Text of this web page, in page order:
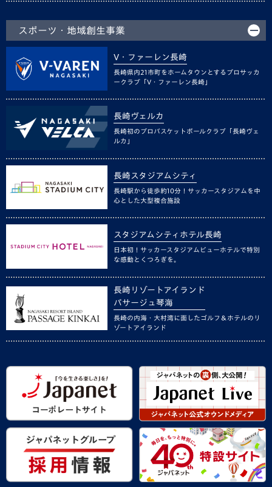
スポーツ・地域創生事業
V・ファーレン長崎
長崎県内21市町をホームタウンとするプロサッカ
ークラブ「V・ファーレン長崎」
長崎ヴェルカ
長崎初のプロバスケットボールクラブ「長崎ヴェ
ルカ」
長崎スタジアムシティ
長崎駅から徒歩約10分！サッカースタジアムを中
心とした大型複合施設
スタジアムシティホテル長崎
日本初！サッカースタジアムビューホテルで特別
な感動とくつろぎを。
長崎リゾートアイランド
パサージュ琴海
長崎の内海・大村湾に面したゴルフ＆ホテルのリ
ゾートアイランド